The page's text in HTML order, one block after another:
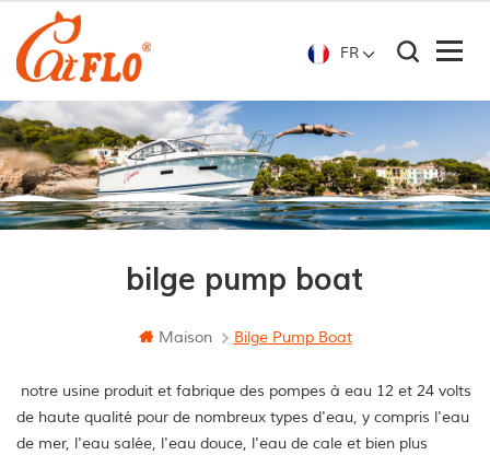
FR
bilge pump boat
Maison Bilge Pump Boat
notre usine produit et fabrique des pompes à eau 12 et 24 volts
de haute qualité pour de nombreux types d'eau, y compris l'eau
de mer, l'eau salée, l'eau douce, l'eau de cale et bien plus